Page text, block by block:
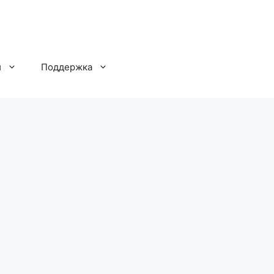
Поддержка